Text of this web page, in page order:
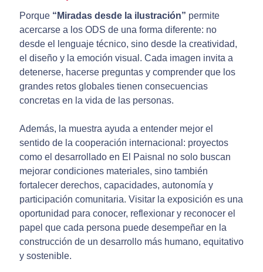
Porque “Miradas desde la ilustración” permite
acercarse a los ODS de una forma diferente: no
desde el lenguaje técnico, sino desde la creatividad,
el diseño y la emoción visual. Cada imagen invita a
detenerse, hacerse preguntas y comprender que los
grandes retos globales tienen consecuencias
concretas en la vida de las personas.
Además, la muestra ayuda a entender mejor el
sentido de la cooperación internacional: proyectos
como el desarrollado en El Paisnal no solo buscan
mejorar condiciones materiales, sino también
fortalecer derechos, capacidades, autonomía y
participación comunitaria. Visitar la exposición es una
oportunidad para conocer, reflexionar y reconocer el
papel que cada persona puede desempeñar en la
construcción de un desarrollo más humano, equitativo
y sostenible.